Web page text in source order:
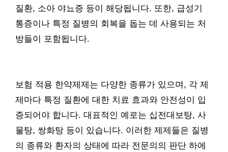
질환, 소아 야뇨증 등이 해당됩니다. 또한, 급성기
통증이나 특정 질병의 회복을 돕는 데 사용되는 처
방들이 포함됩니다.
보험 적용 한약제제는 다양한 종류가 있으며, 각 제
제마다 특정 질환에 대한 치료 효과와 안전성이 입
증되어야 합니다. 대표적인 예로는 십전대보탕, 사
물탕, 쌍화탕 등이 있습니다. 이러한 제제들은 질병
의 종류와 환자의 상태에 따라 전문의의 판단 하에